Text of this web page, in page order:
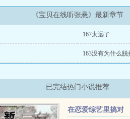
《宝贝在线听张悬》最新章节
167太远了
163没有为什么脱
已完结热门小说推荐
在恋爱综艺里搞对